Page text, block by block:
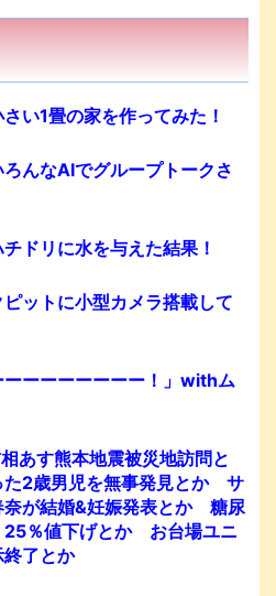
い1畳の家を作ってみた！
ろんなAIでグループトークさ
ドリに水を与えた結果！
ットに小型カメラ搭載して
ーーーーーーー！」withム
す熊本地震被災地訪問と
2歳男児を無事発見とか サ
奈が結婚&妊娠発表とか 糖尿
25％値下げとか お台場ユニ
了とか